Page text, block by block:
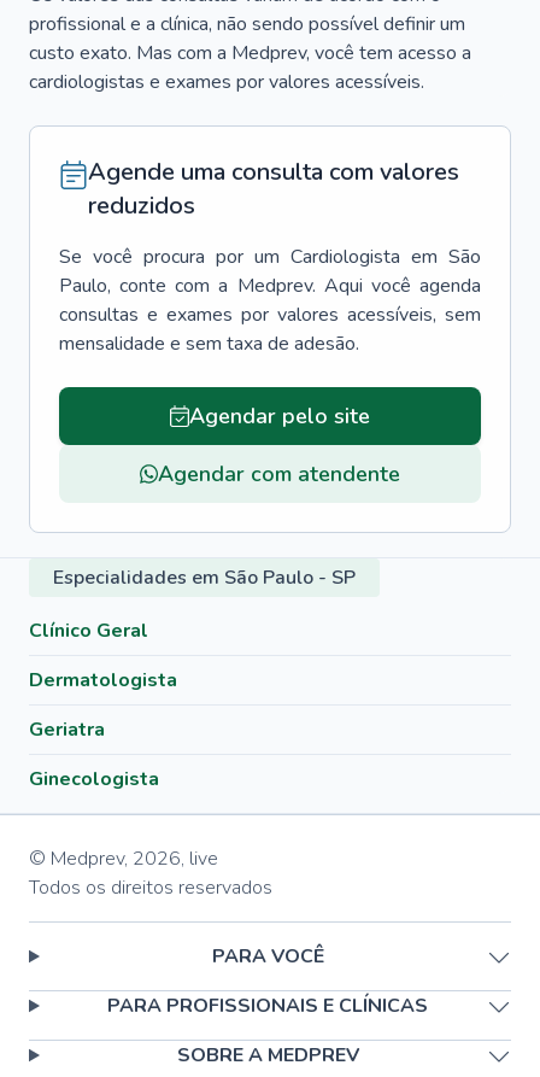
profissional e a clínica, não sendo possível definir um
custo exato. Mas com a Medprev, você tem acesso a
cardiologistas e exames por valores acessíveis.
Agende uma consulta com valores
reduzidos
Se você procura por um Cardiologista em São
Paulo, conte com a Medprev. Aqui você agenda
consultas e exames por valores acessíveis, sem
mensalidade e sem taxa de adesão.
Agendar pelo site
Agendar com atendente
Especialidades em São Paulo - SP
Clínico Geral
Dermatologista
Geriatra
Ginecologista
© Medprev, 2026, live
Todos os direitos reservados
PARA VOCÊ
PARA PROFISSIONAIS E CLÍNICAS
SOBRE A MEDPREV